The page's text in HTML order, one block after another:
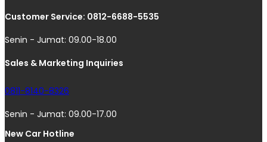
Customer Service: 0812-6688-5535
Senin - Jumat: 09.00-18.00
Sales & Marketing Inquiries
0811-8140-8326
Senin - Jumat: 09.00-17.00
New Car Hotline